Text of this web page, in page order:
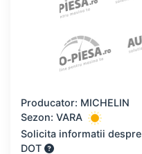
Producator: MICHELIN
Sezon: VARA
Solicita informatii despre
DOT